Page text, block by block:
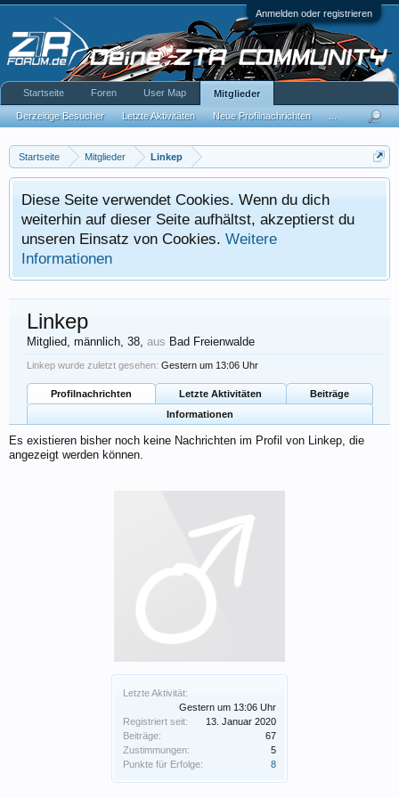
Anmelden oder registrieren
Startseite Mitglieder Linkep
Diese Seite verwendet Cookies. Wenn du dich
weiterhin auf dieser Seite aufhältst, akzeptierst du
unseren Einsatz von Cookies. Weitere
Informationen
Letzte Aktivität:
Gestern um 13:06 Uhr
Registriert seit:
13. Januar 2020
Beiträge:
67
Zustimmungen:
5
Punkte für Erfolge:
8
Linkep
Mitglied, männlich, 38, aus Bad Freienwalde
Linkep wurde zuletzt gesehen: Gestern um 13:06 Uhr
Profilnachrichten Letzte Aktivitäten
Beiträge
Informationen
Es existieren bisher noch keine Nachrichten im Profil von Linkep, die
angezeigt werden können.
Startseite Foren User Map Mitglieder
Derzeitige Besucher Letzte Aktivitäten Neue Profilnachrichten